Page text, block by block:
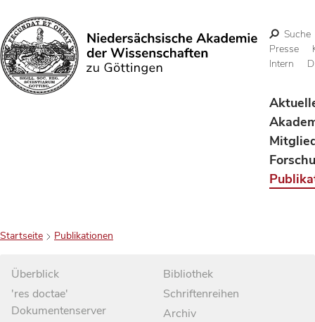
Suchen
Suche
Presse
Intern
Startseite Publikationen
Überblick
'res doctae'
Dokumentenserver
Bibliothek
Schriftenreihen
Archiv